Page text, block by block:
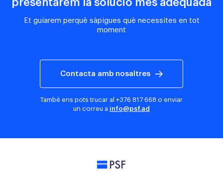
presentarem la solució més adequada
Et guiarem perquè sàpigues què necessites en tot
moment
Contacta amb nosaltres
També ens pots trucar al +376 817 668 o enviar
un correu a info@psf.ad
PSF